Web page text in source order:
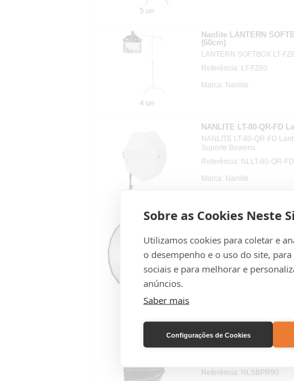
Sobre as Cookies Neste
Utilizamos cookies para coletar e
o desempenho e o uso do site,
sociais e para melhorar e
anúncios.
Saber mais
Configurações de Cookies
5 un
4 un
Nanlite LANTERN
(60cm)
LANTERN SOFTBOX LT-
Referência: LT-FZ60
Marca: Nanlite
NANLITE LT-80-QR-FD
NANLITE LT-80-QR-FD
Suporte Bowens
Referência: NLLT-80-QR-FD
Marca: Nanlite
Nanlite PARABOLIC
Referência: NLSBPR150
Marca: Nanlite
Nanlite PARABOLIC
Softbox Nanlite Para 90,
Referência: NLSBPR90